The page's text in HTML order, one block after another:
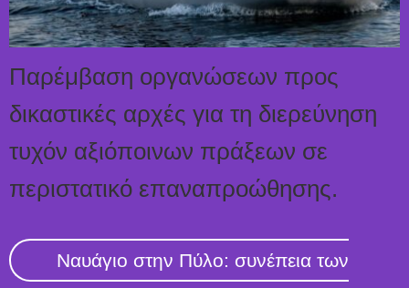
Παρέμβαση οργανώσεων προς
δικαστικές αρχές για τη διερεύνηση
τυχόν αξιόποινων πράξεων σε
περιστατικό επαναπροώθησης.
Ναυάγιο στην Πύλο: συνέπεια των